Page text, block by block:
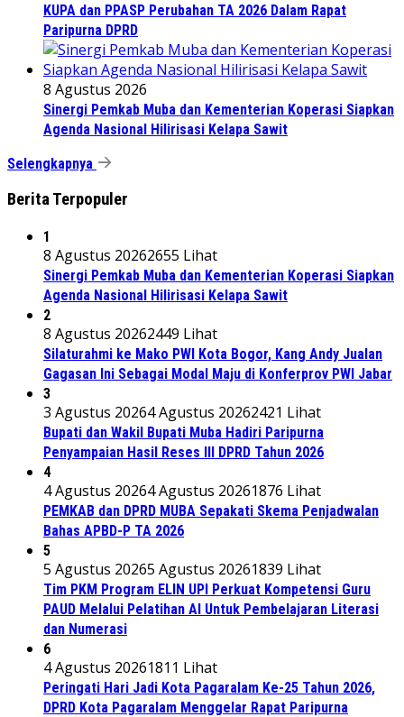
KUPA dan PPASP Perubahan TA 2026 Dalam Rapat
Paripurna DPRD
8 Agustus 2026
Sinergi Pemkab Muba dan Kementerian Koperasi Siapkan
Agenda Nasional Hilirisasi Kelapa Sawit
Selengkapnya
Berita Terpopuler
1
8 Agustus 20262655 Lihat
Sinergi Pemkab Muba dan Kementerian Koperasi Siapkan
Agenda Nasional Hilirisasi Kelapa Sawit
2
8 Agustus 20262449 Lihat
Silaturahmi ke Mako PWI Kota Bogor, Kang Andy Jualan
Gagasan Ini Sebagai Modal Maju di Konferprov PWI Jabar
3
3 Agustus 20264 Agustus 20262421 Lihat
Bupati dan Wakil Bupati Muba Hadiri Paripurna
Penyampaian Hasil Reses III DPRD Tahun 2026
4
4 Agustus 20264 Agustus 20261876 Lihat
PEMKAB dan DPRD MUBA Sepakati Skema Penjadwalan
Bahas APBD-P TA 2026
5
5 Agustus 20265 Agustus 20261839 Lihat
Tim PKM Program ELIN UPI Perkuat Kompetensi Guru
PAUD Melalui Pelatihan AI Untuk Pembelajaran Literasi
dan Numerasi
6
4 Agustus 20261811 Lihat
Peringati Hari Jadi Kota Pagaralam Ke-25 Tahun 2026,
DPRD Kota Pagaralam Menggelar Rapat Paripurna